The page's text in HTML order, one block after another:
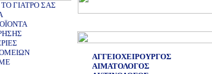
ΤΟ ΓΙΑΤΡΟ ΣΑΣ
ΑΓΓΕΙΟΧΕΙΡΟΥΡΓΟΣ
ΑΙΜΑΤΟΛΟΓΟΣ